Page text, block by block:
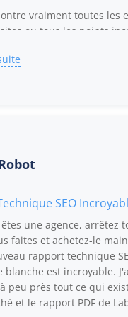
vraiment toutes les
ou tous les points
apporté des
SEO
une agence, arrêtez
faites et achetez-le
rapport technique
blanche est incroyable.
peu près tout ce qui
et le rapport PDF de